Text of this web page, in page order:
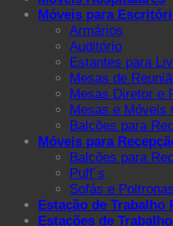
Móveis para
Armários
Auditório
Estantes para
Mesas de
Mesas Diretor e
Mesas e Móveis
Balcões para
Móveis para
Balcões para
Puff´s
Sofás e
Estação de Trabalho
Estações de